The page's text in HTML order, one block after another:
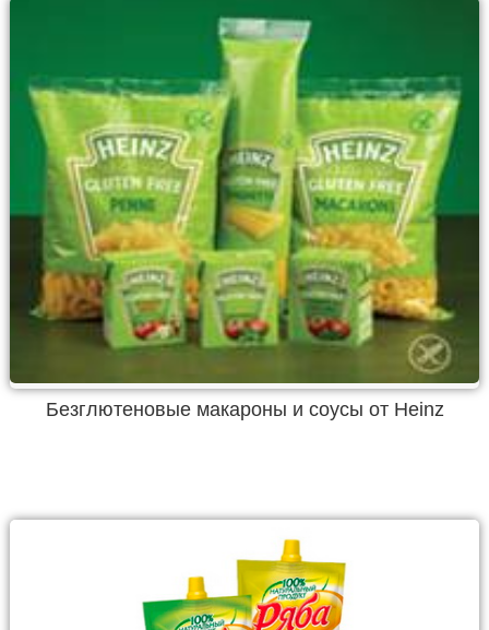
Безглютеновые макароны и соусы от Heinz